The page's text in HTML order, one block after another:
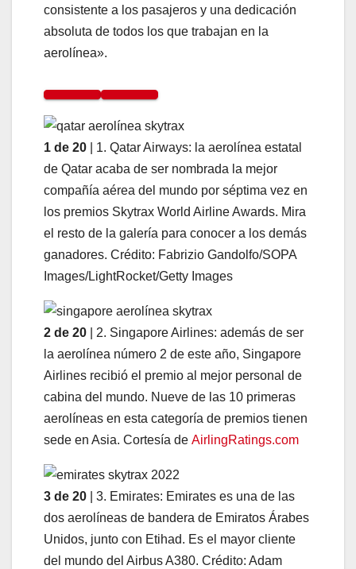
consistente a los pasajeros y una dedicación
absoluta de todos los que trabajan en la
aerolínea».
1 de 20 | 1. Qatar Airways: la aerolínea estatal
de Qatar acaba de ser nombrada la mejor
compañía aérea del mundo por séptima vez en
los premios Skytrax World Airline Awards. Mira
el resto de la galería para conocer a los demás
ganadores. Crédito: Fabrizio Gandolfo/SOPA
Images/LightRocket/Getty Images
2 de 20 | 2. Singapore Airlines: además de ser
la aerolínea número 2 de este año, Singapore
Airlines recibió el premio al mejor personal de
cabina del mundo. Nueve de las 10 primeras
aerolíneas en esta categoría de premios tienen
sede en Asia. Cortesía de AirlingRatings.com
3 de 20 | 3. Emirates: Emirates es una de las
dos aerolíneas de bandera de Emiratos Árabes
Unidos, junto con Etihad. Es el mayor cliente
del mundo del Airbus A380. Crédito: Adam